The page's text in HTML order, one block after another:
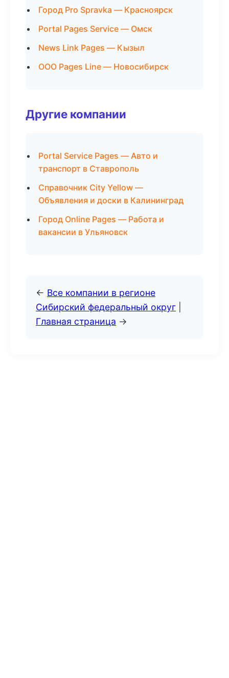
Город Pro Spravka — Красноярск
Portal Pages Service — Омск
News Link Pages — Кызыл
ООО Pages Line — Новосибирск
Другие компании
Portal Service Pages — Авто и
транспорт в Ставрополь
Справочник City Yellow —
Объявления и доски в Калининград
Город Online Pages — Работа и
вакансии в Ульяновск
← Все компании в регионе
Сибирский федеральный округ
Главная страница →